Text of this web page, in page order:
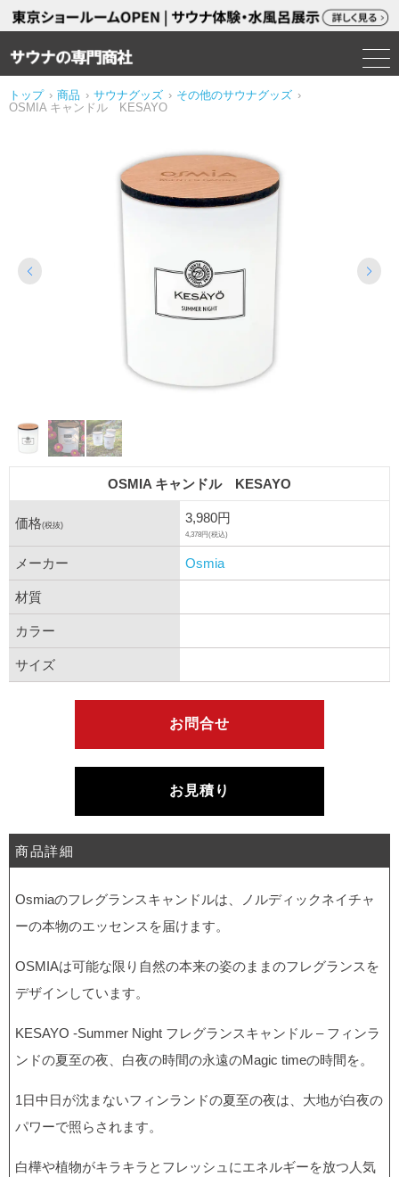
トップ › 商品 › サウナグッズ › その他のサウナグッズ ›
OSMIA キャンドル KESAYO
OSMIA キャンドル KESAYO
価格(税抜) 3,980円
4,378円(税込)
メーカー Osmia
材質
カラー
サイズ
お問合せ
お見積り
商品詳細
Osmiaのフレグランスキャンドルは、ノルディックネイチャ
ーの本物のエッセンスを届けます。
OSMIAは可能な限り自然の本来の姿のままのフレグランスを
デザインしています。
KESAYO -Summer Night フレグランスキャンドル – フィンラ
ンドの夏至の夜、白夜の時間の永遠のMagic timeの時間を。
1日中日が沈まないフィンランドの夏至の夜は、大地が白夜の
パワーで照らされます。
白樺や植物がキラキラとフレッシュにエネルギーを放つ人気